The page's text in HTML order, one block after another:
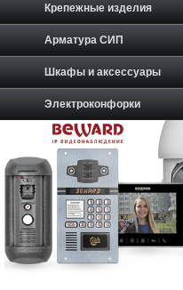
Крепежные изделия
Арматура СИП
Шкафы и аксессуары
Электроконфорки